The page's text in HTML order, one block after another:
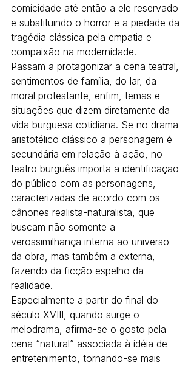
comicidade até então a ele reservado
e substituindo o horror e a piedade da
tragédia clássica pela empatia e
compaixão na modernidade.
Passam a protagonizar a cena teatral,
sentimentos de família, do lar, da
moral protestante, enfim, temas e
situações que dizem diretamente da
vida burguesa cotidiana. Se no drama
aristotélico clássico a personagem é
secundária em relação à ação, no
teatro burguês importa a identificação
do público com as personagens,
caracterizadas de acordo com os
cânones realista-naturalista, que
buscam não somente a
verossimilhança interna ao universo
da obra, mas também a externa,
fazendo da ficção espelho da
realidade.
Especialmente a partir do final do
século XVIII, quando surge o
melodrama, afirma-se o gosto pela
cena “natural” associada à idéia de
entretenimento, tornando-se mais